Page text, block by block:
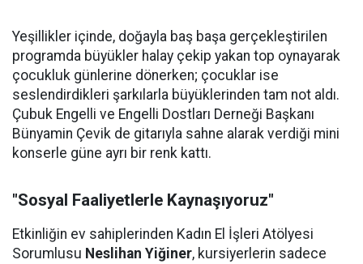
Yeşillikler içinde, doğayla baş başa gerçekleştirilen
programda büyükler halay çekip yakan top oynayarak
çocukluk günlerine dönerken; çocuklar ise
seslendirdikleri şarkılarla büyüklerinden tam not aldı.
Çubuk Engelli ve Engelli Dostları Derneği Başkanı
Bünyamin Çevik de gitarıyla sahne alarak verdiği mini
konserle güne ayrı bir renk kattı.
"Sosyal Faaliyetlerle Kaynaşıyoruz"
Etkinliğin ev sahiplerinden Kadın El İşleri Atölyesi
Sorumlusu Neslihan Yiğiner, kursiyerlerin sadece